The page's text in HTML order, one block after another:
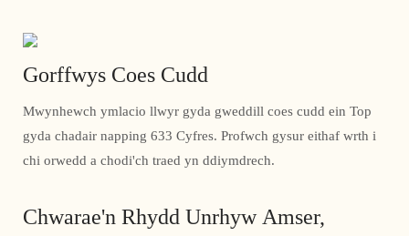
Gorffwys Coes Cudd
Mwynhewch ymlacio llwyr gyda gweddill coes cudd ein Top
gyda chadair napping 633 Cyfres. Profwch gysur eithaf wrth i
chi orwedd a chodi'ch traed yn ddiymdrech.
Chwarae'n Rhydd Unrhyw Amser,